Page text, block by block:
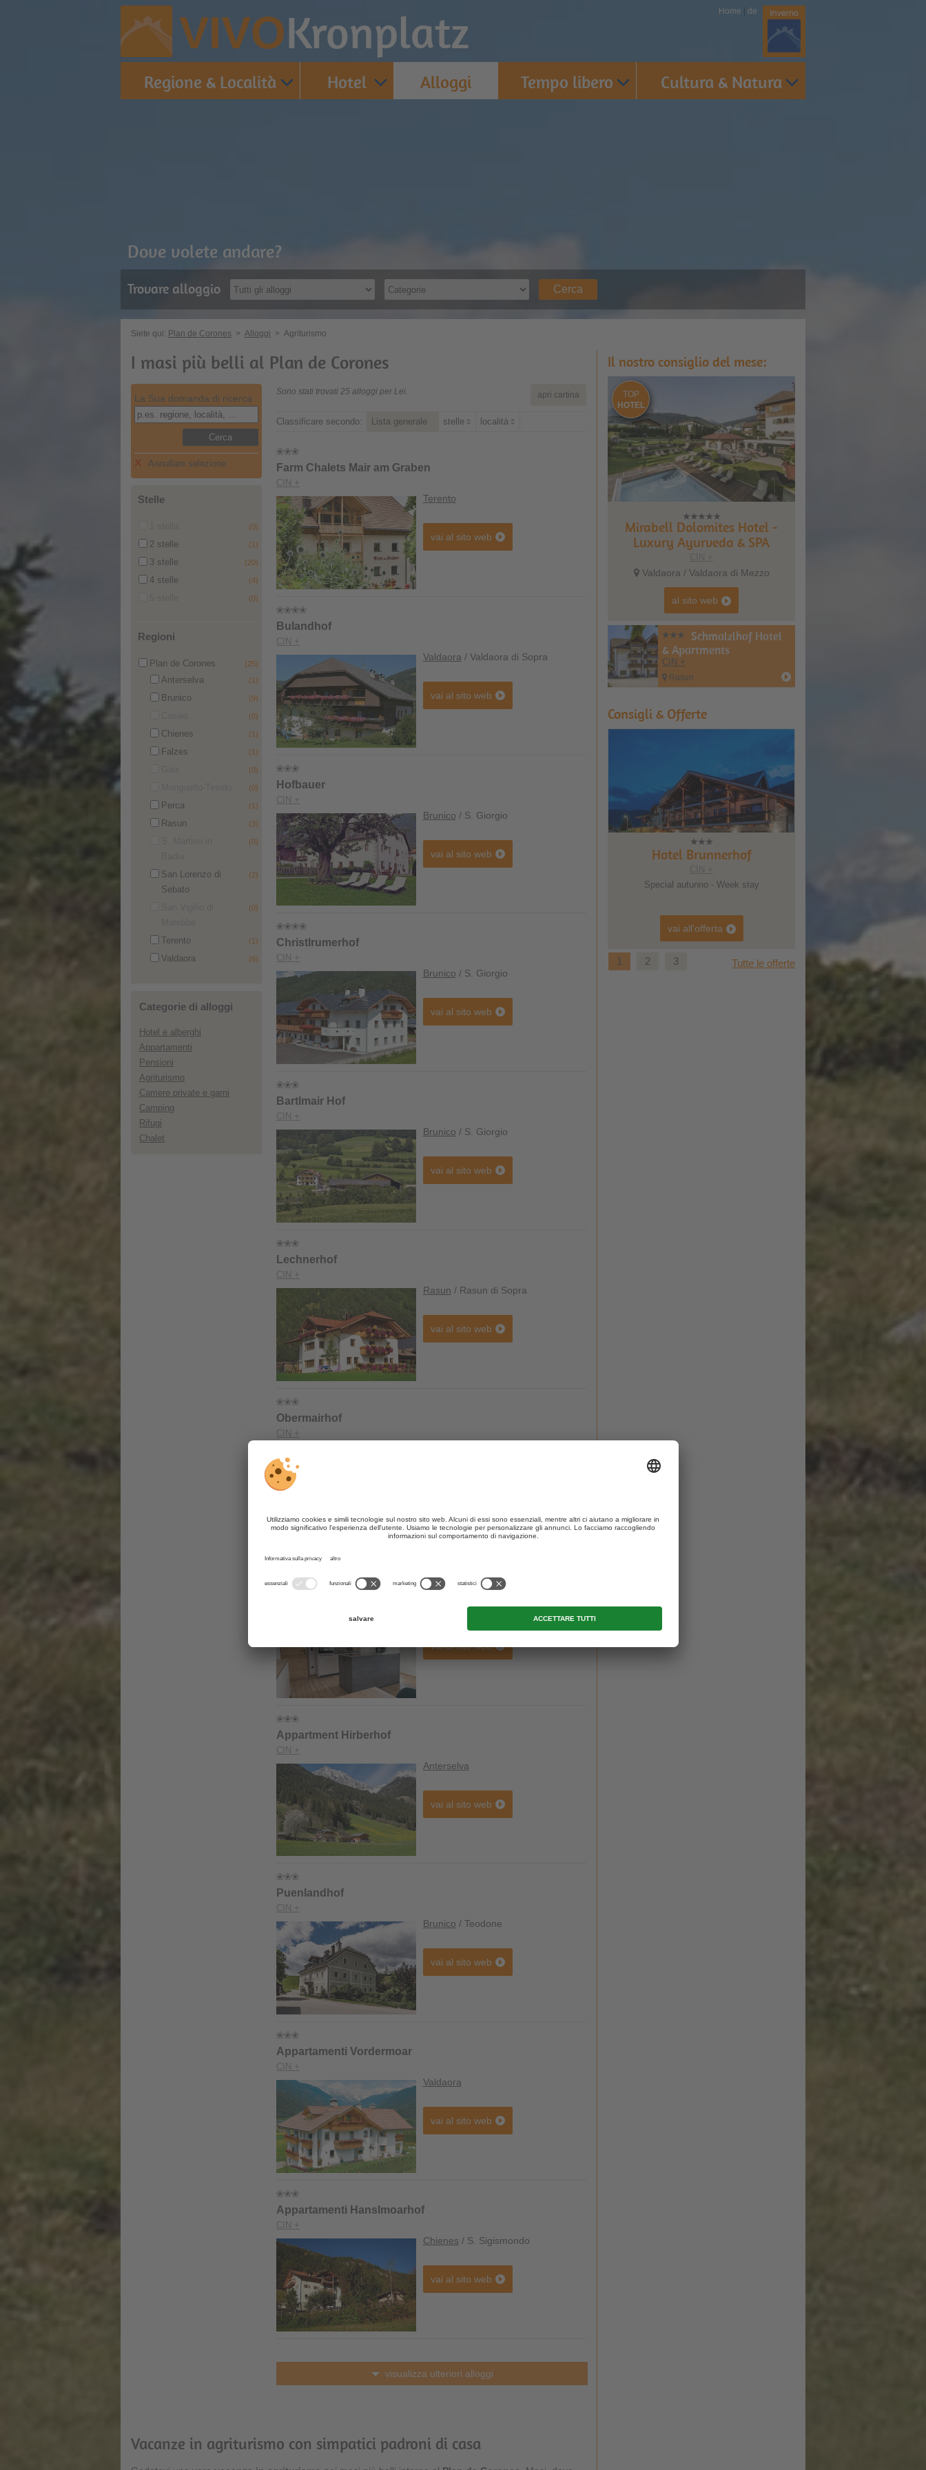
VIVOKronplatz
Dove volete andare?
Trovare alloggio Cerca
Regione & Località Hotel Alloggi Tempo libero Cultura & Natura
Home de
Siete qui: Plan de Corones > Alloggi > Agriturismo
I masi più belli al Plan de Corones
La Sua domanda di ricerca
Cerca
Annullare selezione
Stelle
(0)
2 stelle (1)
3 stelle (20)
4 stelle (4)
(0)
Regioni
Plan de Corones (25)
Anterselva (1)
Brunico (9)
(0)
Chienes (1)
Falzes (1)
(0)
(0)
Perca (1)
Rasun (3)
(0)
San Lorenzo di
Sebato
(2)
(0)
Terento (1)
Valdaora (6)
Categorie di alloggi
Hotel e alberghi
Appartamenti
Pensioni
Agriturismo
Camere private e garni
Camping
Rifugi
Chalet
apri cartina
Sono stati trovati 25 alloggi per Lei.
Classificare secondo: Lista generale stelle località
Farm Chalets Mair am Graben
CIN +
Terento
vai al sito web
Bulandhof
CIN +
Valdaora / Valdaora di Sopra
vai al sito web
Hofbauer
CIN +
Brunico / S. Giorgio
vai al sito web
Christlrumerhof
CIN +
Brunico / S. Giorgio
vai al sito web
Bartlmair Hof
CIN +
Brunico / S. Giorgio
vai al sito web
Lechnerhof
CIN +
Rasun / Rasun di Sopra
vai al sito web
Obermairhof
CIN +
Kerschbama
CIN +
/ Valdaora di Sotto
vai al sito web
Appartment Hirberhof
CIN +
Anterselva
vai al sito web
Puenlandhof
CIN +
Brunico / Teodone
vai al sito web
Appartamenti Vordermoar
CIN +
Valdaora
vai al sito web
Appartamenti Hanslmoarhof
CIN +
Chienes / S. Sigismondo
vai al sito web
visualizza ulteriori alloggi
Vacanze in agriturismo con simpatici padroni di casa
Il nostro consiglio del mese:
TOP
HOTEL
Mirabell Dolomites Hotel -
Luxury Ayurveda & SPA
Valdaora / Valdaora di Mezzo
al sito web
Schmalzlhof Hotel
& Apartments
CIN +
Rasun
Consigli & Offerte
Hotel Brunnerhof
Special autunno - Week stay
vai all'offerta vai all'offerta
1 2 3 Tutte le offerte